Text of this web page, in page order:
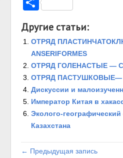
Другие статьи:
ОТРЯД
ANSERIFORMES
ОТРЯД ГОЛЕНАСТЫЕ —
ОТРЯД ПАСТУШКОВЫЕ—
Дискуссии и
Император Китая в
Эколого-
Казахстана
← Предыдущая запись